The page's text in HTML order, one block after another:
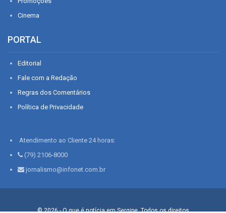
Cinema
PORTAL
Editorial
Fale com a Redação
Regras dos Comentários
Política de Privacidade
Atendimento ao Cliente 24 horas:
(79) 2106-8000
jornalismo@infonet.com.br
© 2026 - O que é notícia em Sergipe. Todos os direitos